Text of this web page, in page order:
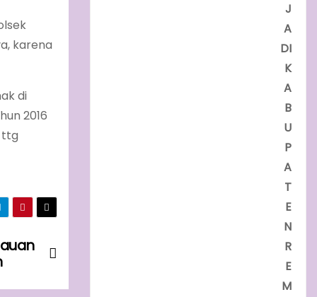
karena
di
2016
ttg
J
A
DI
K
A
B
U
P
A
T
E
N
R
E
M